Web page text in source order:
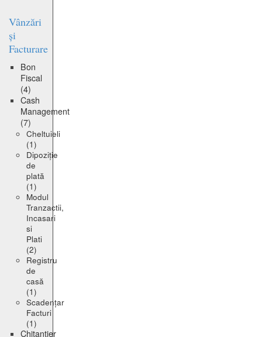
Vânzări
și
Facturare
Bon
Fiscal
(4)
Cash
Management
(7)
Cheltuieli
(1)
Dipoziție
de
plată
(1)
Modul
Tranzactii,
Incasari
si
Plati
(2)
Registru
de
casă
(1)
Scadențar
Facturi
(1)
Chitanțier